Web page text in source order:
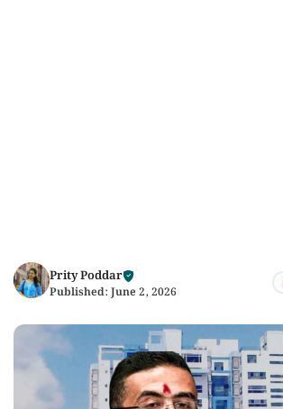
Prity Poddar
Published: June 2, 2026